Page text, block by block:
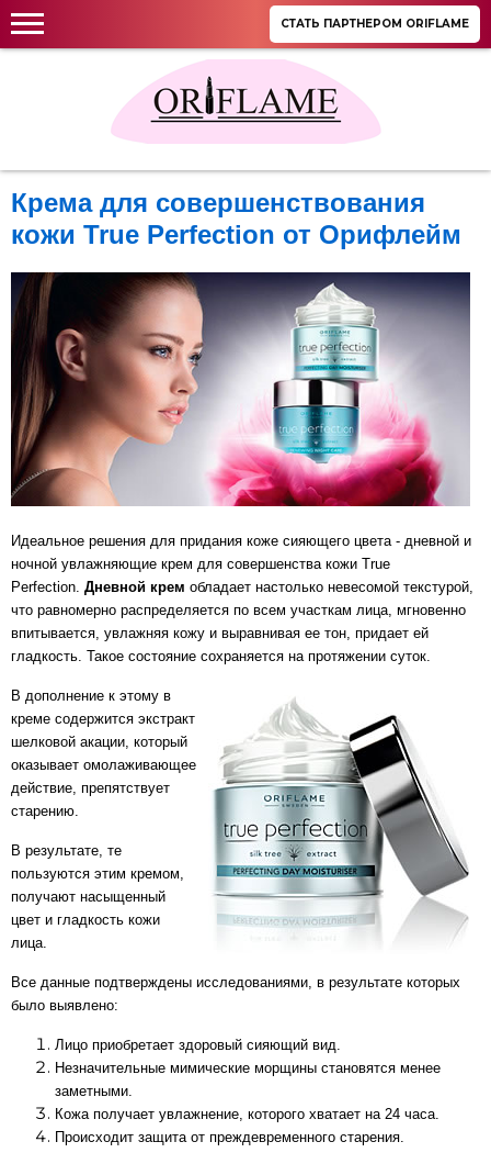
СТАТЬ ПАРТНЕРОМ ORIFLAME
Крема для совершенствования
кожи True Perfection от Орифлейм
Идеальное решения для придания коже сияющего цвета - дневной и
ночной увлажняющие крем для совершенства кожи True
Perfection. Дневной крем обладает настолько невесомой текстурой,
что равномерно распределяется по всем участкам лица, мгновенно
впитывается, увлажняя кожу и выравнивая ее тон, придает ей
гладкость. Такое состояние сохраняется на протяжении суток.
В дополнение к этому в
креме содержится экстракт
шелковой акации, который
оказывает омолаживающее
действие, препятствует
старению.
В результате, те
пользуются этим кремом,
получают насыщенный
цвет и гладкость кожи
лица.
Все данные подтверждены исследованиями, в результате которых
было выявлено:
Лицо приобретает здоровый сияющий вид.
Незначительные мимические морщины становятся менее
заметными.
Кожа получает увлажнение, которого хватает на 24 часа.
Происходит защита от преждевременного старения.